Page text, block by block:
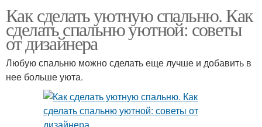
Как сделать уютную спальню. Как
сделать спальню уютной: советы
от дизайнера
Любую спальню можно сделать еще лучше и добавить в
нее больше уюта.